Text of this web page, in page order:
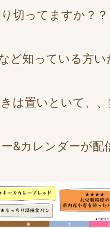
切ってますか？？
ど知っている方
は置いといて、、
&カレンダーが配